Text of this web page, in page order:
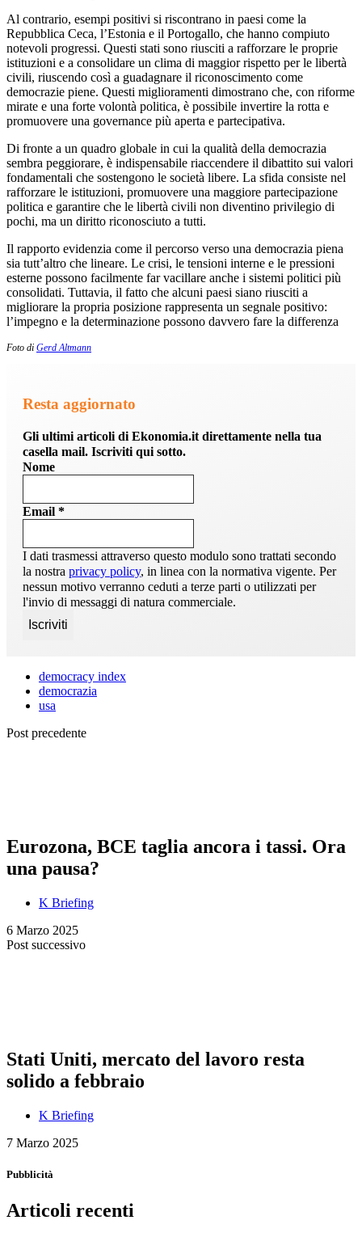
Al contrario, esempi positivi si riscontrano in paesi come la
Repubblica Ceca, l’Estonia e il Portogallo, che hanno compiuto
notevoli progressi. Questi stati sono riusciti a rafforzare le proprie
istituzioni e a consolidare un clima di maggior rispetto per le libertà
civili, riuscendo così a guadagnare il riconoscimento come
democrazie piene. Questi miglioramenti dimostrano che, con riforme
mirate e una forte volontà politica, è possibile invertire la rotta e
promuovere una governance più aperta e partecipativa.
Di fronte a un quadro globale in cui la qualità della democrazia
sembra peggiorare, è indispensabile riaccendere il dibattito sui valori
fondamentali che sostengono le società libere. La sfida consiste nel
rafforzare le istituzioni, promuovere una maggiore partecipazione
politica e garantire che le libertà civili non diventino privilegio di
pochi, ma un diritto riconosciuto a tutti.
Il rapporto evidenzia come il percorso verso una democrazia piena
sia tutt’altro che lineare. Le crisi, le tensioni interne e le pressioni
esterne possono facilmente far vacillare anche i sistemi politici più
consolidati. Tuttavia, il fatto che alcuni paesi siano riusciti a
migliorare la propria posizione rappresenta un segnale positivo:
l’impegno e la determinazione possono davvero fare la differenza
Foto di Gerd Altmann
Resta aggiornato
Gli ultimi articoli di Ekonomia.it direttamente nella tua
casella mail. Iscriviti qui sotto.
Nome
Email *
I dati trasmessi attraverso questo modulo sono trattati secondo
la nostra privacy policy, in linea con la normativa vigente. Per
nessun motivo verranno ceduti a terze parti o utilizzati per
l'invio di messaggi di natura commerciale.
democracy index
democrazia
usa
Post precedente
Eurozona, BCE taglia ancora i tassi. Ora
una pausa?
K Briefing
6 Marzo 2025
Post successivo
Stati Uniti, mercato del lavoro resta
solido a febbraio
K Briefing
7 Marzo 2025
Pubblicità
Articoli recenti